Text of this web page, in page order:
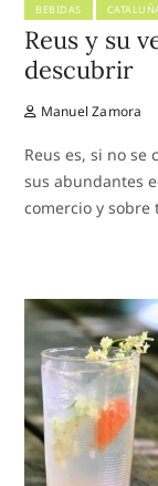
BEBIDAS
Reus y su
descubrir
Manuel Zamora
Reus es, si no
sus abundantes
comercio y